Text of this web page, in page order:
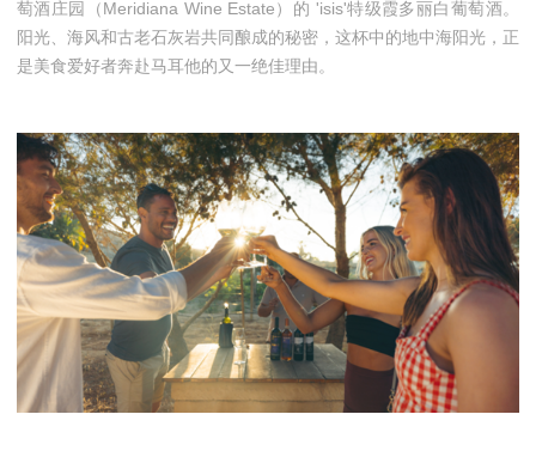
萄酒庄园（Meridiana Wine Estate）的 'isis'特级霞多丽白葡萄酒。
阳光、海风和古老石灰岩共同酿成的秘密，这杯中的地中海阳光，正
是美食爱好者奔赴马耳他的又一绝佳理由。